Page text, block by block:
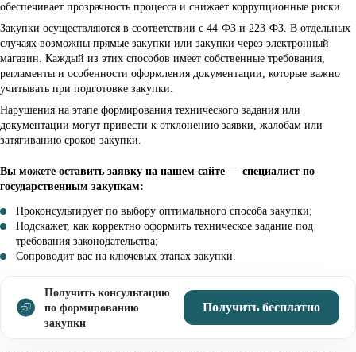
обеспечивает прозрачность процесса и снижает коррупционные риски.
Закупки осуществляются в соответствии с 44-ФЗ и 223-ФЗ. В отдельных
случаях возможны прямые закупки или закупки через электронный
магазин. Каждый из этих способов имеет собственные требования,
регламенты и особенности оформления документации, которые важно
учитывать при подготовке закупки.
Нарушения на этапе формирования технического задания или
документации могут привести к отклонению заявки, жалобам или
затягиванию сроков закупки.
Вы можете оставить заявку на нашем сайте — специалист по
государственным закупкам:
Проконсультирует по выбору оптимального способа закупки;
Подскажет, как корректно оформить техническое задание под
требования законодательства;
Сопроводит вас на ключевых этапах закупки.
Получить консультацию
по формированию
закупки
Получить бесплатно